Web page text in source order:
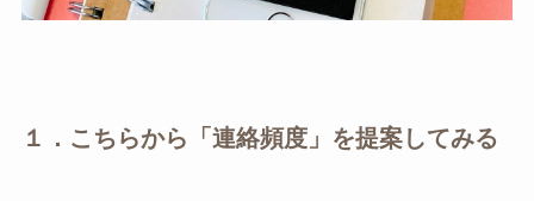
１．こちらから「連絡頻度」を提案してみる